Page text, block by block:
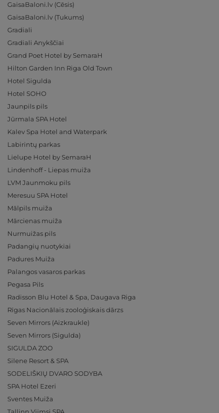
GaisaBaloni.lv (Cēsis)
GaisaBaloni.lv (Tukums)
Gradiali
Gradiali Anykščiai
Grand Poet Hotel by SemaraH
Hilton Garden Inn Riga Old Town
Hotel Sigulda
Hotel SOHO
Jaunpils pils
Jūrmala SPA Hotel
Kalev Spa Hotel and Waterpark
Labirintų parkas
Lielupe Hotel by SemaraH
Lindenhoff - Liepas muiža
LVM Jaunmoku pils
Meresuu SPA Hotel
Mālpils muiža
Mārcienas muiža
Nurmuižas pils
Padangių nuotykiai
Padures Muiža
Palangos vasaros parkas
Pegasa Pils
Radisson Blu Hotel & Spa, Daugava Riga
Rīgas Nacionālais zooloģiskais dārzs
Seven Mirrors (Aizkraukle)
Seven Mirrors (Sigulda)
SIGULDA ZOO
Silene Resort & SPA
SODELIŠKIŲ DVARO SODYBA
SPA Hotel Ezeri
Sventes Muiža